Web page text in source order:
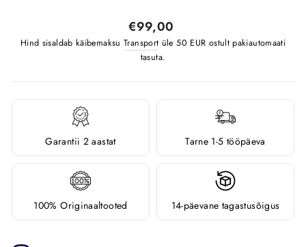
Tavahind
€99,00
Hind sisaldab käibemaksuTransport üle 50 EUR ostult pakiautomaati
tasuta.
Garantii 2 aastat Tarne 1-5 tööpäeva
100% Originaaltooted 14-päevane tagastusõigus